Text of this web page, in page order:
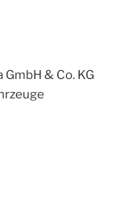
& Co. KG